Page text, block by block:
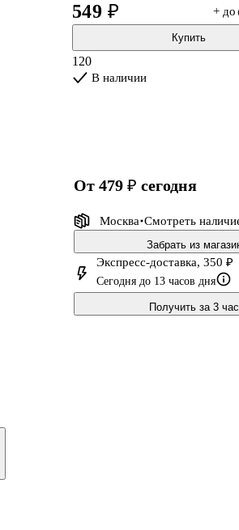
549 ₽ + до
Купить
120
В наличии
от 479 ₽ сегодня
Москва Смотреть
Забрать из
Экспресс-доставка, 350 ₽
Сегодня до 13 часов дня
Получить за 3